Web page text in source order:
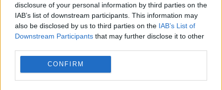
disclosure of your personal information by third parties on the
IAB’s list of downstream participants. This information may
also be disclosed by us to third parties on the IAB’s List of
Downstream Participants that may further disclose it to other
CONFIRM
Cum eliberezi spațiu pe WhatsApp fără să
pierzi conversațiile importante